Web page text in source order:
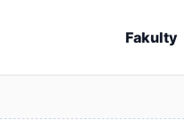
Fakulty